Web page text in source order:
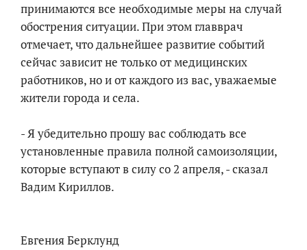
принимаются все необходимые меры на случай
обострения ситуации. При этом главврач
отмечает, что дальнейшее развитие событий
сейчас зависит не только от медицинских
работников, но и от каждого из вас, уважаемые
жители города и села.
- Я убедительно прошу вас соблюдать все
установленные правила полной самоизоляции,
которые вступают в силу со 2 апреля, - сказал
Вадим Кириллов.
Евгения Берклунд